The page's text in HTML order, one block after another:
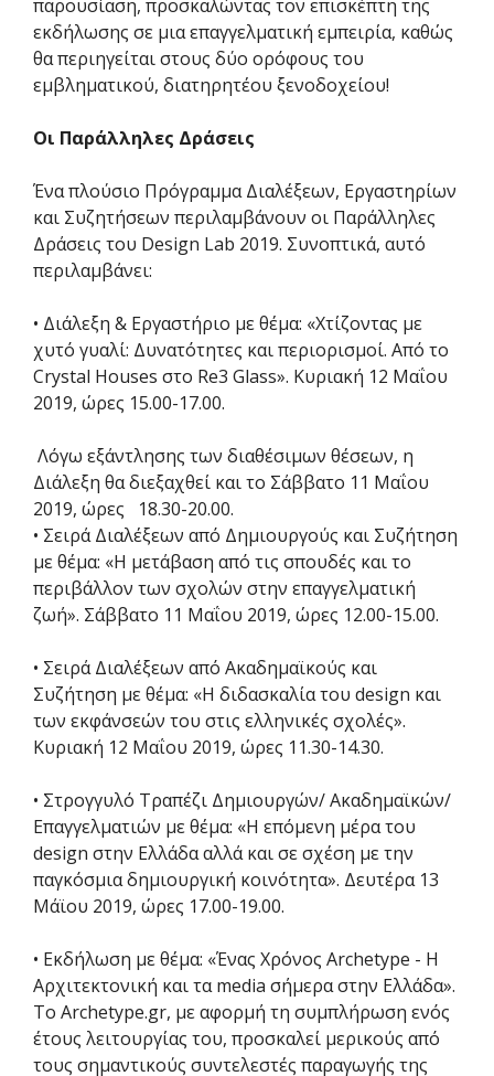
παρουσίαση, προσκαλώντας τον επισκέπτη της
εκδήλωσης σε μια επαγγελματική εμπειρία, καθώς
θα περιηγείται στους δύο ορόφους του
εμβληματικού, διατηρητέου ξενοδοχείου!
Οι Παράλληλες Δράσεις
Ένα πλούσιο Πρόγραμμα Διαλέξεων, Εργαστηρίων
και Συζητήσεων περιλαμβάνουν οι Παράλληλες
Δράσεις του Design Lab 2019. Συνοπτικά, αυτό
περιλαμβάνει:
• Διάλεξη & Εργαστήριο με θέμα: «Χτίζοντας με
χυτό γυαλί: Δυνατότητες και περιορισμοί. Από το
Crystal Houses στο Re3 Glass». Κυριακή 12 Μαΐου
2019, ώρες 15.00-17.00.
Λόγω εξάντλησης των διαθέσιμων θέσεων, η
Διάλεξη θα διεξαχθεί και το Σάββατο 11 Μαΐου
2019, ώρες 18.30-20.00.
• Σειρά Διαλέξεων από Δημιουργούς και Συζήτηση
με θέμα: «Η μετάβαση από τις σπουδές και το
περιβάλλον των σχολών στην επαγγελματική
ζωή». Σάββατο 11 Μαΐου 2019, ώρες 12.00-15.00.
• Σειρά Διαλέξεων από Ακαδημαϊκούς και
Συζήτηση με θέμα: «Η διδασκαλία του design και
των εκφάνσεών του στις ελληνικές σχολές».
Κυριακή 12 Μαΐου 2019, ώρες 11.30-14.30.
• Στρογγυλό Τραπέζι Δημιουργών/ Ακαδημαϊκών/
Επαγγελματιών με θέμα: «Η επόμενη μέρα του
design στην Ελλάδα αλλά και σε σχέση με την
παγκόσμια δημιουργική κοινότητα». Δευτέρα 13
Μάϊου 2019, ώρες 17.00-19.00.
• Εκδήλωση με θέμα: «Ένας Χρόνος Archetype - Η
Αρχιτεκτονική και τα media σήμερα στην Ελλάδα».
Το Archetype.gr, με αφορμή τη συμπλήρωση ενός
έτους λειτουργίας του, προσκαλεί μερικούς από
τους σημαντικούς συντελεστές παραγωγής της